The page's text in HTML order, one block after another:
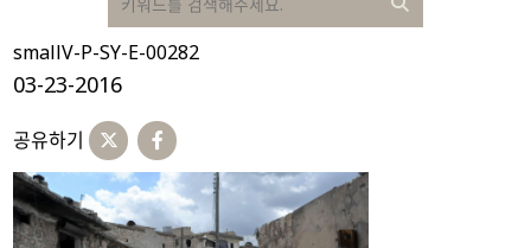
smallV-P-SY-E-00282
03-23-2016
공유하기